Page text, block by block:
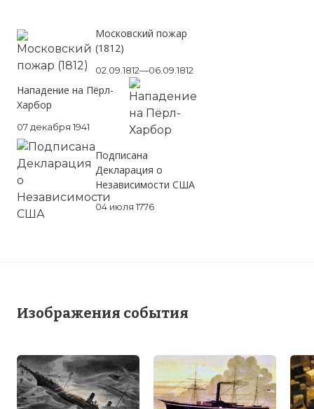
Московский пожар
(1812)
02.09.1812—06.09.1812
Нападение на Пёрл-
Харбор
07 декабря 1941
Подписана
Декларация о
Независимости США
04 июля 1776
Изображения события